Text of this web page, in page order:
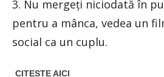
3. Nu mergeți niciodată în
pentru a mânca, vedea un
social ca un cuplu.